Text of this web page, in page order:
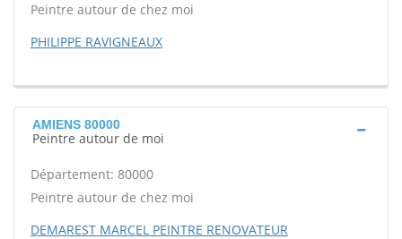
Peintre autour de chez moi
PHILIPPE RAVIGNEAUX
AMIENS 80000
Peintre autour de moi
Département: 80000
Peintre autour de chez moi
DEMAREST MARCEL PEINTRE RENOVATEUR